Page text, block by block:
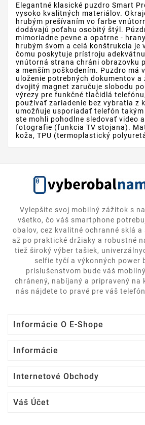
Elegantné klasické puzdro Smart
vysoko kvalitných materiálov.
hrubým prešívaním vo farbe
dodávajú poťahu osobitý štýl.
mimoriadne pevne a opatrne -
hrubým švom a celá konštrukcia je
čomu poskytuje prístroju
vnútorná strana chráni obrazovku
a menším poškodením. Puzdro má
uloženie potrebných dokumentov a
dvojitý magnet zaručuje slobodu
výrezy pre funkčné tlačidlá
používať zariadenie bez vybratia z
umožňuje usporiadať telefón
ste mohli pohodlne sledovať video
fotografie (funkcia TV stojana).
koža, TPU (termoplastický
Vylepšite svoj mobilný zážitok s
všetko, čo váš smartphone
obalov, cez kvalitné ochranné sklá a
až po praktické držiaky a robustné
tiež široký výber tašiek,
selfie tyčí a výkonných power
príslušenstvom bude váš
chránený, nabíjaný a pripravený na
nás nájdete to pravé pre váš
Informácie O E-Shope
Informácie
Internetové Obchody
Váš Účet